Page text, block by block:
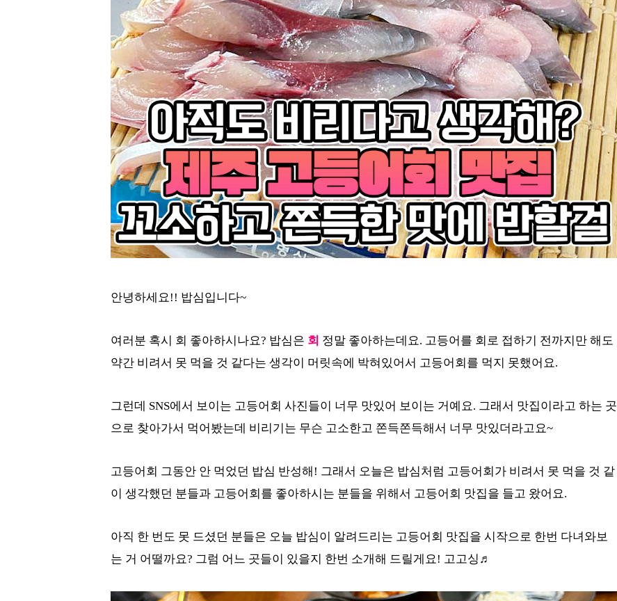
안녕하세요!! 밥심입니다~
여러분 혹시 회 좋아하시나요? 밥심은 회 정말 좋아하는데요. 고등어를 회로 접하기 전까지만 해도
약간 비려서 못 먹을 것 같다는 생각이 머릿속에 박혀있어서 고등어회를 먹지 못했어요.
그런데 SNS에서 보이는 고등어회 사진들이 너무 맛있어 보이는 거예요. 그래서 맛집이라고 하는 곳
으로 찾아가서 먹어봤는데 비리기는 무슨 고소한고 쫀득쫀득해서 너무 맛있더라고요~
고등어회 그동안 안 먹었던 밥심 반성해! 그래서 오늘은 밥심처럼 고등어회가 비려서 못 먹을 것 같
이 생각했던 분들과 고등어회를 좋아하시는 분들을 위해서 고등어회 맛집을 들고 왔어요.
아직 한 번도 못 드셨던 분들은 오늘 밥심이 알려드리는 고등어회 맛집을 시작으로 한번 다녀와보
는 거 어떨까요? 그럼 어느 곳들이 있을지 한번 소개해 드릴게요! 고고싱♬